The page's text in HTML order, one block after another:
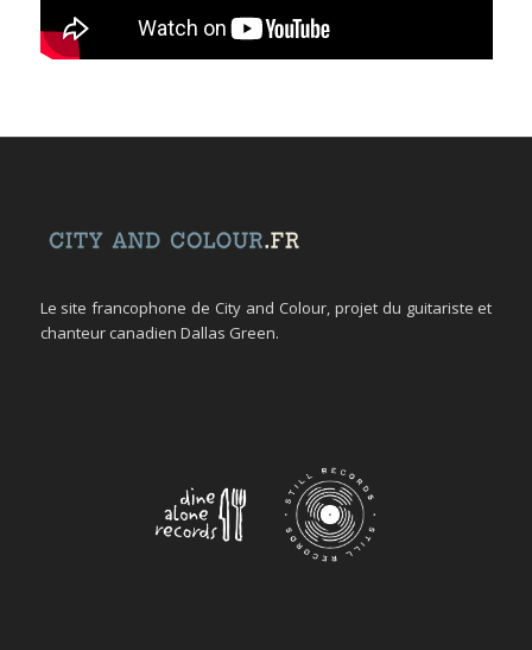
Le site francophone de City and Colour, projet du guitariste et
chanteur canadien Dallas Green.